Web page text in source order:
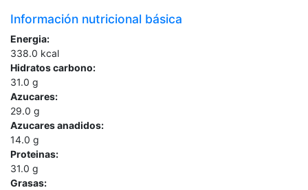
Información nutricional básica
Energia:
338.0 kcal
Hidratos carbono:
31.0 g
Azucares:
29.0 g
Azucares anadidos:
14.0 g
Proteinas:
31.0 g
Grasas: